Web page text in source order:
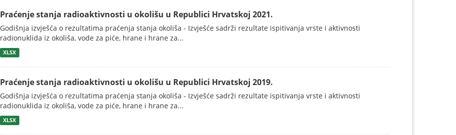
Praćenje stanja radioaktivnosti u okolišu u Republici Hrvatskoj 2021.
Godišnja izvješća o rezultatima praćenja stanja okoliša - Izvješće sadrži rezultate ispitivanja vrste i aktivnosti
radionuklida iz okoliša, vode za piće, hrane i hrane za...
XLSX
Praćenje stanja radioaktivnosti u okolišu u Republici Hrvatskoj 2019.
Godišnja izvješća o rezultatima praćenja stanja okoliša - Izvješće sadrži rezultate ispitivanja vrste i aktivnosti
radionuklida iz okoliša, vode za piće, hrane i hrane za...
XLSX